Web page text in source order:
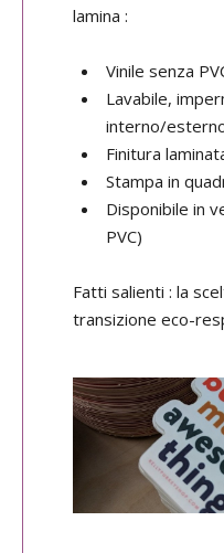
lamina :
Vinile senza
Lavabile,
interno/
Finitura
Stampa in
Disponibile in
PVC)
Fatti salienti : la
transizione eco-